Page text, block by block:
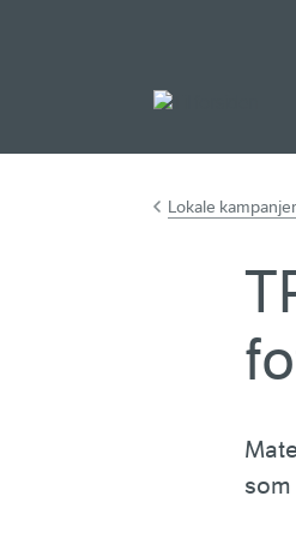
Lokale